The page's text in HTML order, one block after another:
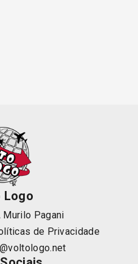
Logo
Murilo Pagani
de Privacidade